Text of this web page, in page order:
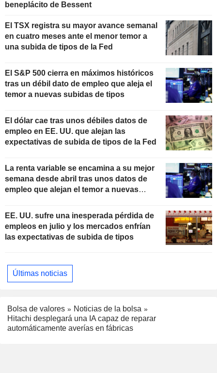
beneplácito de Bessent
El TSX registra su mayor avance semanal
en cuatro meses ante el menor temor a
una subida de tipos de la Fed
El S&P 500 cierra en máximos históricos
tras un débil dato de empleo que aleja el
temor a nuevas subidas de tipos
El dólar cae tras unos débiles datos de
empleo en EE. UU. que alejan las
expectativas de subida de tipos de la Fed
La renta variable se encamina a su mejor
semana desde abril tras unos datos de
empleo que alejan el temor a nuevas
EE. UU. sufre una inesperada pérdida de
empleos en julio y los mercados enfrían
las expectativas de subida de tipos
Últimas noticias
Bolsa de valores
Noticias de la bolsa
Hitachi desplegará una IA capaz de reparar
automáticamente averías en fábricas